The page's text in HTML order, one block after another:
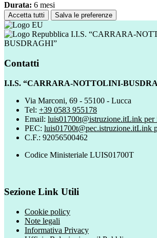
Durata: 6 mesi
Accetta tutti Salva le preferenze
I.I.S. “CARRARA-
BUSDRAGHI”
Contatti
I.I.S. “CARRARA-NOTTOLINI-
Via Marconi, 69 - 55100 - Lucca
Tel: +39 0583 955178
Email: luis01700t@istruzione.itLink per
PEC: luis01700t@pec.istruzione.itLink
C.F.: 92056500462
Codice Ministeriale LUIS01700T
Sezione Link Utili
Cookie policy
Note legali
Informativa Privacy